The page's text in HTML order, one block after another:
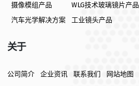
摄像模组产品
WLG技术玻璃镜片产品
汽车光学解决方案
工业镜头产品
关于
公司简介 企业资讯 联系我们 网站地图